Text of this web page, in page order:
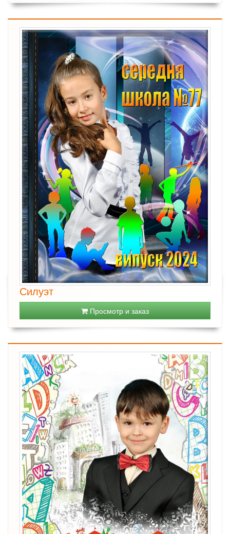
Силуэт
Просмотр и заказ